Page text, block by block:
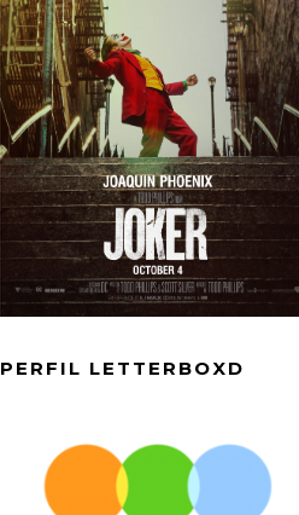
PERFIL LETTERBOXD